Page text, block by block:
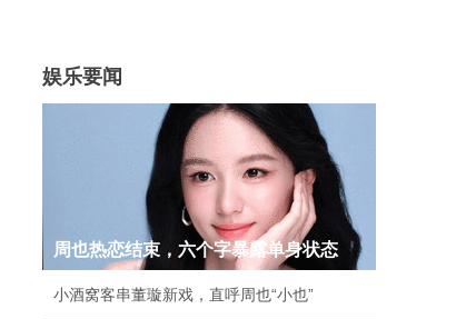
娱乐要闻
周也热恋结束，六个字暴露单身状态
小酒窝客串董璇新戏，直呼周也“小也”